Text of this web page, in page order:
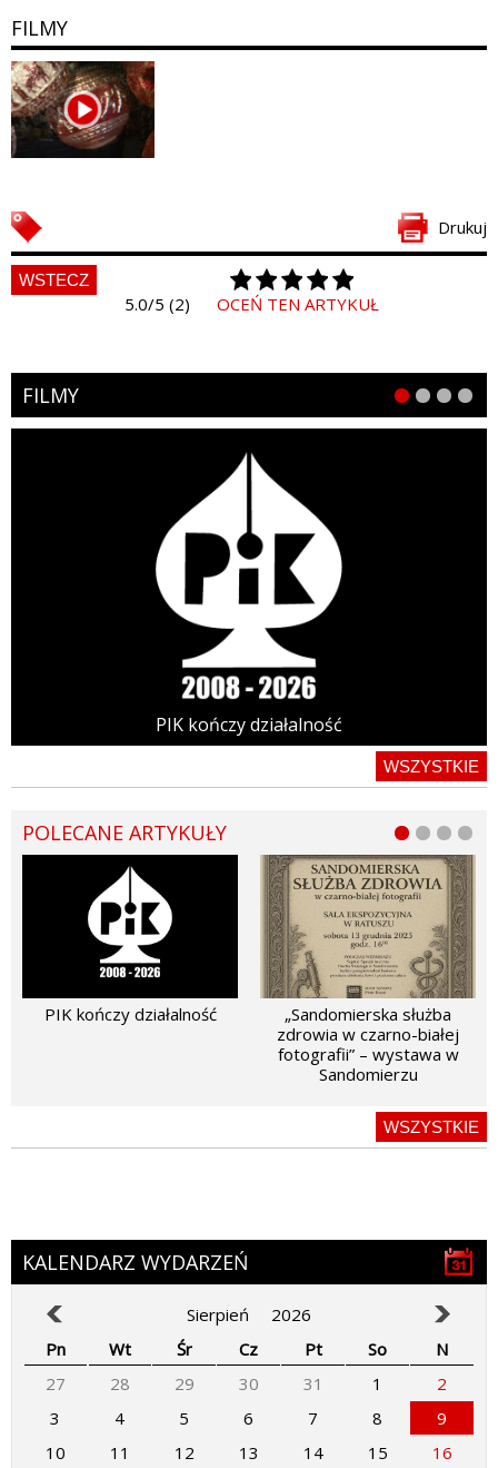
FILMY
Drukuj
WSTECZ
5.0/5 (2) OCEŃ TEN ARTYKUŁ
FILMY
PIK kończy działalność
WSZYSTKIE
POLECANE ARTYKUŁY
PIK kończy działalność
„Sandomierska służba
zdrowia w czarno-białej
fotografii” – wystawa w
Sandomierzu
WSZYSTKIE
KALENDARZ WYDARZEŃ
Sierpień
2026
Pn
Wt Śr Cz Pt So
N
27
28 29 30 31 1
2
3
4 5 6 7 8
9
10
11 12 13 14 15
16